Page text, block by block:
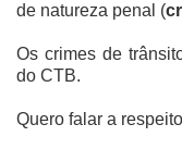
de natureza penal (
Os crimes de
do CTB.
Quero falar a